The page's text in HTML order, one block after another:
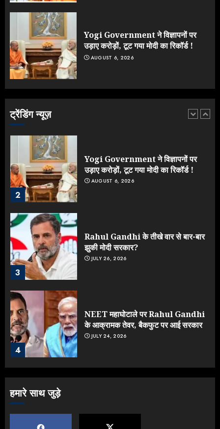
Yogi Government ने विज्ञापनों पर
उड़ाए करोड़ों, टूट गया मोदी का रिकॉर्ड !
AUGUST 6, 2026
ट्रेंडिंग न्यूज़
5
JULY 23, 2026
1
लड़ाई, यूपी चुनाव में भाजपा उठाएगी भारी
नुकसान
2
Yogi Government ने विज्ञापनों पर
उड़ाए करोड़ों, टूट गया मोदी का रिकॉर्ड !
AUGUST 6, 2026
3
Rahul Gandhi के तीखे वार से बार-बार
झुकी मोदी सरकार?
JULY 26, 2026
4
NEET महाघोटाले पर Rahul Gandhi
के आक्रामक तेवर, बैकफुट पर आई सरकार
JULY 24, 2026
हमारे साथ जुड़े